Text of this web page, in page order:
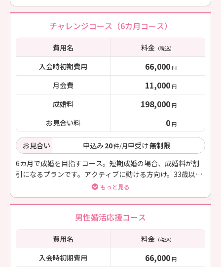
チャレンジコース（6カ月コース）
費用名 料金（税込）
入会時初期費用 66,000 円
月会費 11,000 円
成婚料 198,000 円
お見合い料 0 円
お見合い 申込み20件/月申受け無制限
6カ月で成婚を目指すコース。短期成婚の場合、成婚料が割
引になるプランです。アクティブに動ける方向け。33歳以上
の方は7か月目以降、成婚料は通常通り198,000円となりま
す。
もっと見る
男性婚活応援コース
費用名 料金（税込）
入会時初期費用 66,000 円